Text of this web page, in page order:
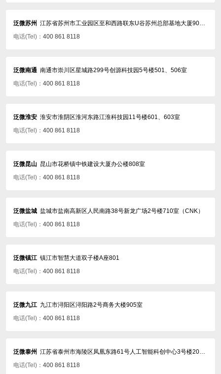
泛微苏州 江苏省苏州市工业园区至和西路联东U谷苏州总部基地大厦905-907室
电话(Tel)： 400 861 8118
泛微南通 南通市崇川区星城路299号创源科技园5号楼501、506室
电话(Tel)： 400 861 8118
泛微淮安 淮安市淮阴区淮河东路江淮科技园11号楼601、603室
电话(Tel)： 400 861 8118
泛微昆山 昆山市花桥镇中铁建设大厦办公楼808室
电话(Tel)： 400 861 8118
泛微盐城 盐城市盐南高新区人民南路38号新龙广场2号楼710室（CNK）
电话(Tel)： 400 861 8118
泛微镇江 镇江市智慧大道双子楼A座801
电话(Tel)： 400 861 8118
泛微九江 九江市浔阳区浔阳路2号商务大楼905室
电话(Tel)： 400 861 8118
泛微泰州 江苏省泰州市海陵区凤凰东路61号人工智能科创中心3号楼201室
电话(Tel)： 400 861 8118